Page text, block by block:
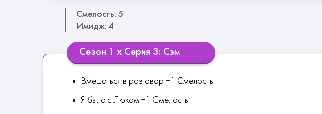
Смелость: 5
Имидж: 4
Сезон 1 х Серия 3: Сэм
Вмешаться в разговор +1 Смелость
Я была с Люком +1 Смелость